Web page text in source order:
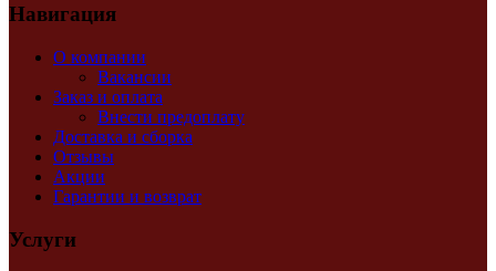
Навигация
О компании
Вакансии
Заказ и оплата
Внести предоплату
Доставка и сборка
Отзывы
Акции
Гарантии и возврат
Услуги